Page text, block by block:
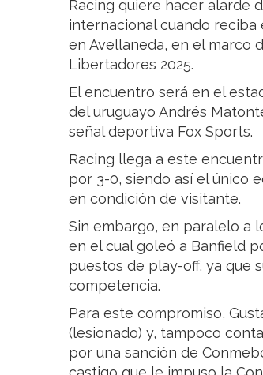
Racing quiere hacer alarde
internacional cuando reciba
en Avellaneda, en el marco
Libertadores 2025.
El encuentro será en el
del uruguayo Andrés
señal deportiva Fox Sports.
Racing llega a este
por 3-0, siendo así el único
en condición de visitante.
Sin embargo, en paralelo a
en el cual goleó a Banfield
puestos de play-off, ya que
competencia.
Para este compromiso,
(lesionado) y, tampoco
por una sanción de